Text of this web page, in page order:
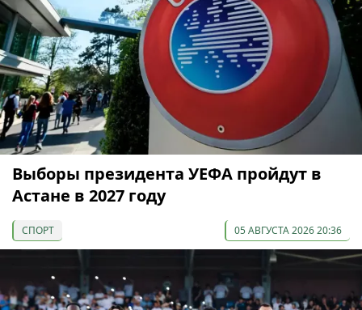
Выборы президента УЕФА пройдут в
Астане в 2027 году
СПОРТ 05 АВГУСТА 2026 20:36